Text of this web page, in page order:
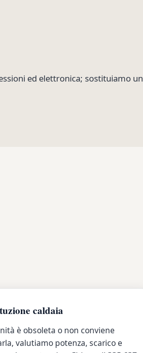
ed elettronica; sostituiamo un
caldaia
è obsoleta o non conviene
valutiamo potenza, scarico e